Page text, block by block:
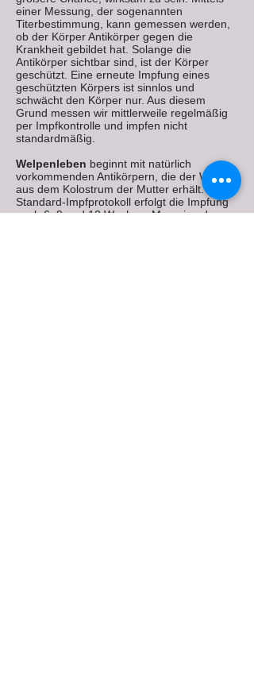
einer Messung, der sogenannten
Titerbestimmung, kann gemessen werden,
ob der Körper Antikörper gegen die
Krankheit gebildet hat. Solange die
Antikörper sichtbar sind, ist der Körper
geschützt. Eine erneute Impfung eines
geschützten Körpers ist sinnlos und
schwächt den Körper nur. Aus diesem
Grund messen wir mittlerweile regelmäßig
per Impfkontrolle und impfen nicht
standardmäßig.
Welpenleben beginnt mit natürlich
vorkommenden Antikörpern, die der Welpe
aus dem Kolostrum der Mutter erhält. Im
Standard-Impfprotokoll erfolgt die Impfung
nach 6, 9 und 12 Wochen. Man ging davon